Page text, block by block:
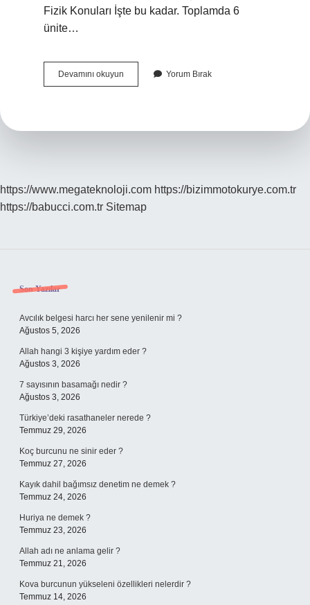
Fizik Konuları İşte bu kadar. Toplamda 6
ünite…
Devamını okuyun
2
Yorum Bırak
https://www.megateknoloji.com https://bizimmotokurye.com.tr
https://babucci.com.tr Sitemap
Sidebar
Son Yazılar
Avcılık belgesi harcı her sene yenilenir mi ?
Ağustos 5, 2026
Allah hangi 3 kişiye yardım eder ?
Ağustos 3, 2026
7 sayısının basamağı nedir ?
Ağustos 3, 2026
Türkiye’deki rasathaneler nerede ?
Temmuz 29, 2026
Koç burcunu ne sinir eder ?
Temmuz 27, 2026
Kayık dahil bağımsız denetim ne demek ?
Temmuz 24, 2026
Huriya ne demek ?
Temmuz 23, 2026
Allah adı ne anlama gelir ?
Temmuz 21, 2026
Kova burcunun yükseleni özellikleri nelerdir ?
Temmuz 14, 2026